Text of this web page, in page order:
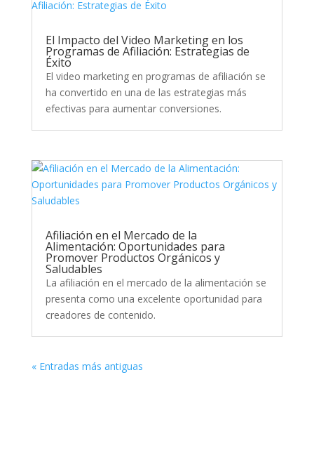
El Impacto del Video Marketing en los
Programas de Afiliación: Estrategias de
Éxito
El video marketing en programas de afiliación se
ha convertido en una de las estrategias más
efectivas para aumentar conversiones.
Afiliación en el Mercado de la
Alimentación: Oportunidades para
Promover Productos Orgánicos y
Saludables
La afiliación en el mercado de la alimentación se
presenta como una excelente oportunidad para
creadores de contenido.
« Entradas más antiguas